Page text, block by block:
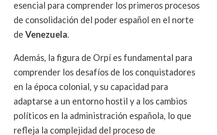
esencial para comprender los primeros procesos
de consolidación del poder español en el norte
de Venezuela.
Además, la figura de Orpí es fundamental para
comprender los desafíos de los conquistadores
en la época colonial, y su capacidad para
adaptarse a un entorno hostil y a los cambios
políticos en la administración española, lo que
refleja la complejidad del proceso de